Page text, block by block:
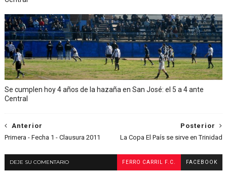
Se cumplen hoy 4 años de la hazaña en San José: el 5 a 4 ante
Central
Posterior
La Copa El País se sirve en Trinidad
Anterior
Primera - Fecha 1 - Clausura 2011
DEJE SU COMENTARIO FERRO CARRIL F.C. FACEBOOK